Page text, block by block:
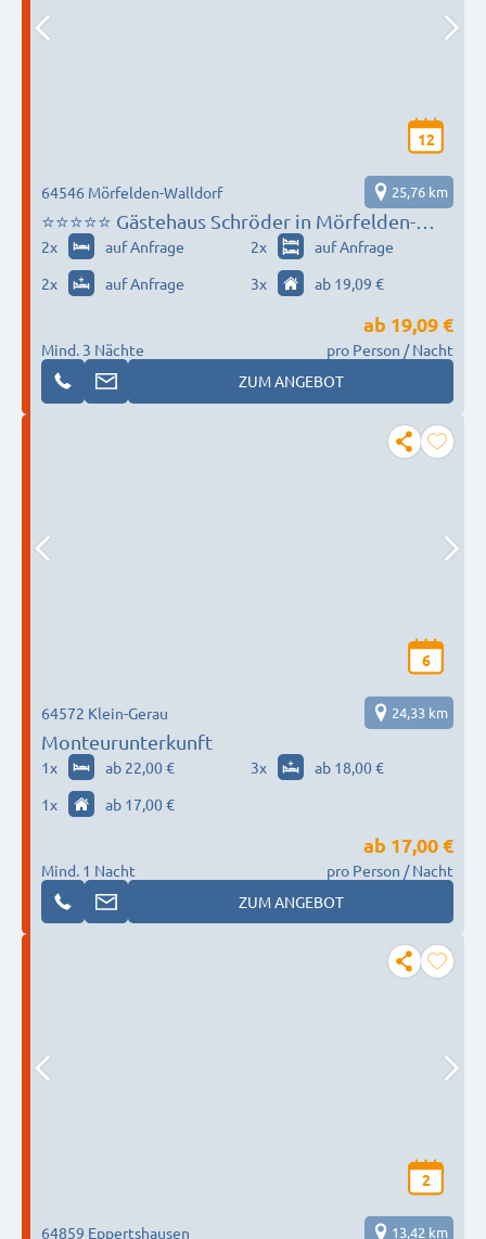
12
⭐️⭐️⭐️⭐️⭐️ Gästehaus Schröder in Mörfelden-
Walldorf - nah zum Flughafen, Darmstadt und
Frankfurt
64546 Mörfelden-Walldorf 25,76 km
2x auf Anfrage 2x
auf Anfrage
2x auf Anfrage 3x ab 19,09 €
Mind. 3 Nächte
ab 19,09 €
pro Person / Nacht
ZUM ANGEBOT
6
Monteurunterkunft
64572 Klein-Gerau 24,33 km
1x ab 22,00 € 3x
ab 18,00 €
1x ab 17,00 €
Mind. 1 Nacht
ab 17,00 €
pro Person / Nacht
ZUM ANGEBOT
2
64859 Eppertshausen 13,42 km